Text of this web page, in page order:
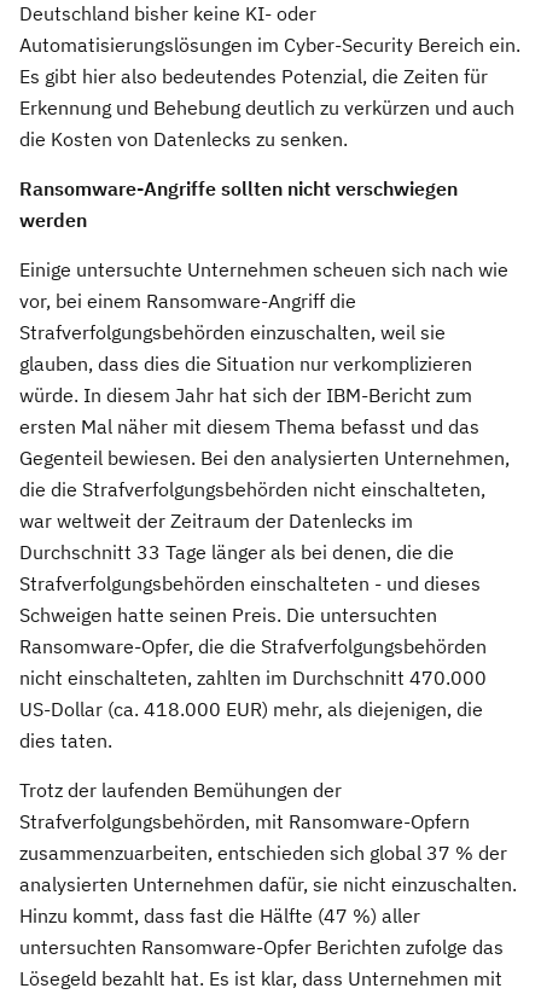
Deutschland bisher keine KI- oder
Automatisierungslösungen im Cyber-Security Bereich ein.
Es gibt hier also bedeutendes Potenzial, die Zeiten für
Erkennung und Behebung deutlich zu verkürzen und auch
die Kosten von Datenlecks zu senken.
Ransomware-Angriffe sollten nicht verschwiegen
werden
Einige untersuchte Unternehmen scheuen sich nach wie
vor, bei einem Ransomware-Angriff die
Strafverfolgungsbehörden einzuschalten, weil sie
glauben, dass dies die Situation nur verkomplizieren
würde. In diesem Jahr hat sich der IBM-Bericht zum
ersten Mal näher mit diesem Thema befasst und das
Gegenteil bewiesen. Bei den analysierten Unternehmen,
die die Strafverfolgungsbehörden nicht einschalteten,
war weltweit der Zeitraum der Datenlecks im
Durchschnitt 33 Tage länger als bei denen, die die
Strafverfolgungsbehörden einschalteten - und dieses
Schweigen hatte seinen Preis. Die untersuchten
Ransomware-Opfer, die die Strafverfolgungsbehörden
nicht einschalteten, zahlten im Durchschnitt 470.000
US-Dollar (ca. 418.000 EUR) mehr, als diejenigen, die
dies taten.
Trotz der laufenden Bemühungen der
Strafverfolgungsbehörden, mit Ransomware-Opfern
zusammenzuarbeiten, entschieden sich global 37 % der
analysierten Unternehmen dafür, sie nicht einzuschalten.
Hinzu kommt, dass fast die Hälfte (47 %) aller
untersuchten Ransomware-Opfer Berichten zufolge das
Lösegeld bezahlt hat. Es ist klar, dass Unternehmen mit